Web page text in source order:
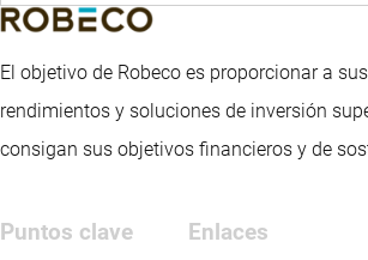
El objetivo de Robeco es proporcionar a
rendimientos y soluciones de inversión
consigan sus objetivos financieros y de
Puntos clave
Enlaces